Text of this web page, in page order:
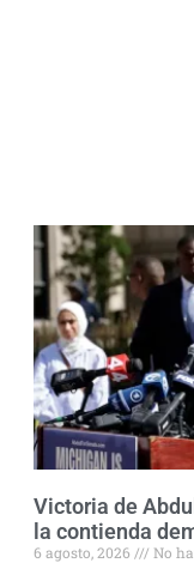
Victoria de
la contienda
6 agosto, 2026 No